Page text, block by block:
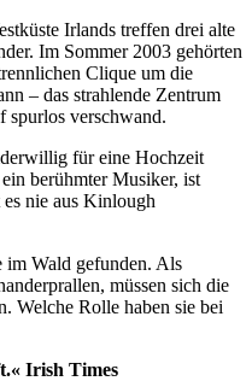
Irlands treffen drei alte
Im Sommer 2003 gehörten
Clique um die
– das strahlende Zentrum
spurlos verschwand.
für eine Hochzeit
berühmter Musiker, ist
nie aus Kinlough
im Wald gefunden. Als
müssen sich die
Welche Rolle haben sie bei
Irish Times